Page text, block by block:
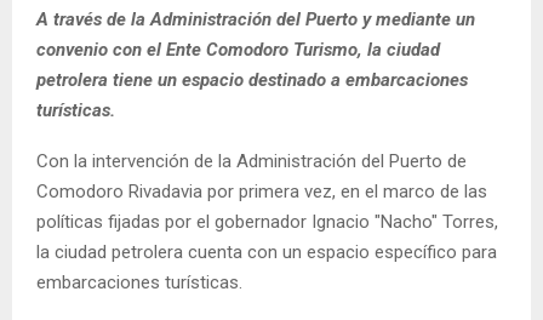
A través de la Administración del Puerto y mediante un
convenio con el Ente Comodoro Turismo, la ciudad
petrolera tiene un espacio destinado a embarcaciones
turísticas.
Con la intervención de la Administración del Puerto de
Comodoro Rivadavia por primera vez, en el marco de las
políticas fijadas por el gobernador Ignacio "Nacho" Torres,
la ciudad petrolera cuenta con un espacio específico para
embarcaciones turísticas.